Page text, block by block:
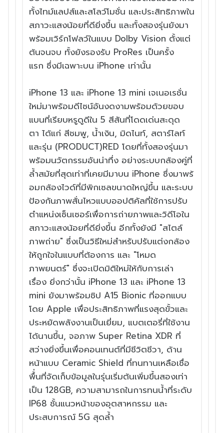
ทั้งไทม์แลปส์และสโลว์โมชั่น และประสิทธิภาพใน
สภาวะแสงน้อยที่ดียิ่งขึ้น และทั้งสองรุ่นยังมา
พร้อมเวิร์กโฟลว์ในแบบ Dolby Vision ตั้งแต่
ต้นจนจบ ทั้งยังรองรับ ProRes เป็นครั้ง
แรก ซึ่งมีเฉพาะบน iPhone เท่านั้น
iPhone 13 และ iPhone 13 mini เจเนอเรชั่น
ใหม่มาพร้อมดีไซน์อันงดงามพร้อมด้วยขอบ
แบนที่เรียบหรูดูดีใน 5 สีสันที่โดดเด่นสะดุด
ตา ได้แก่ สีชมพู, น้ำเงิน, มิดไนท์, สตาร์ไลท์
และรุ่น (PRODUCT)RED โดยที่ทั้งสองรุ่นมา
พร้อมนวัตกรรมอันน่าทึ่ง อย่างระบบกล้องคู่ที่
ล้ำสมัยที่สุดเท่าที่เคยมีมาบน iPhone ซึ่งมาพร้
อมกล้องไวด์ที่มีพิกเซลขนาดใหญ่ขึ้น และระบบ
ป้องกันภาพสั่นไหวแบบออปติคัลที่ใช้การปรับ
ตำแหน่งเซ็นเซอร์เพื่อการถ่ายภาพและวิดีโอใน
สภาวะแสงน้อยที่ดียิ่งขึ้น อีกทั้งยังมี "สไตล์
ภาพถ่าย" ซึ่งเป็นวิธีใหม่สำหรับปรับแต่งกล้อง
ให้ถูกใจในแบบที่ต้องการ และ "โหมด
ภาพยนตร์" ซึ่งจะเปิดมิติใหม่ให้กับการเล่า
เรื่อง ยิ่งกว่านั้น iPhone 13 และ iPhone 13
mini ยังมาพร้อมชิป A15 Bionic ที่ออกแบบ
โดย Apple เพื่อประสิทธิภาพที่แรงสุดขั้วและ
ประหยัดพลังงานเป็นเยี่ยม, แบตเตอรี่ที่ใช้งาน
ได้นานขึ้น, จอภาพ Super Retina XDR ที่
สว่างยิ่งขึ้นเพื่อคอนเทนต์ที่มีชีวิตชีวา, ด้าน
หน้าแบบ Ceramic Shield ที่ทนทานเหลือเชื่อ
พื้่นที่จัดเก็บข้อมูลในรุ่นเริ่มต้นเพิ่มขึ้นสองเท่า
เป็น 128GB, ความสามารถในการทนน้ำที่ระดับ
IP68 ชั้นแนวหน้าของอุตสาหกรรม และ
ประสบการณ์ 5G สุดล้ำ